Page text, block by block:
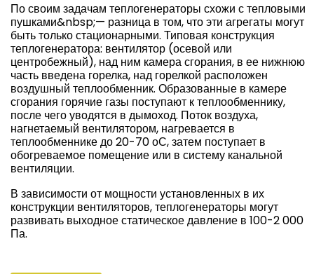
По своим задачам теплогенераторы схожи с тепловыми
пушками&nbsp;— разница в том, что эти агрегаты могут
быть только стационарными. Типовая конструкция
теплогенератора: вентилятор (осевой или
центробежный), над ним камера сгорания, в ее нижнюю
часть введена горелка, над горелкой расположен
воздушный теплообменник. Образованные в камере
сгорания горячие газы поступают к теплообменнику,
после чего уводятся в дымоход. Поток воздуха,
нагнетаемый вентилятором, нагревается в
теплообменнике до 20-70 оС, затем поступает в
обогреваемое помещение или в систему канальной
вентиляции.
В зависимости от мощности установленных в их
конструкции вентиляторов, теплогенераторы могут
развивать выходное статическое давление в 100-2 000
Па.